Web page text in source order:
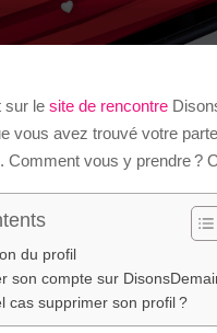
sur le site de rencontre
vous avez trouvé votre
Comment vous y prendre ?
du profil
son compte sur
cas supprimer son profil ?